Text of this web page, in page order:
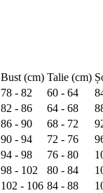
Bust (cm) Talie (cm)
78 - 82 60 - 64
82 - 86 64 - 68
86 - 90 68 - 72
90 - 94 72 - 76
94 - 98 76 - 80
98 - 102 80 - 84
102 - 106 84 - 88